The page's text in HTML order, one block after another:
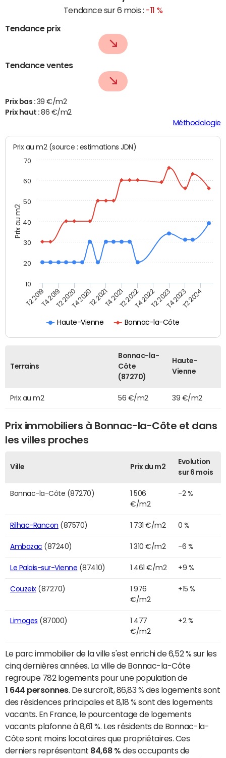
Tendance sur 6 mois : -11 %
Tendance prix
Tendance ventes
Prix bas : 39 €/m2
Prix haut :86 €/m2
Méthodologie
Prix au m2
Prix au m2 (source : estimations JDN)
Haute-Vienne Bonnac-la-Côte
T2 2019T4 2019T2 2020T4 2020T2 2021T4 2021T2 2022T4 2022T2 2023T4 2023T2 2024
10
20
30
40
50
60
70
Terrains
Bonnac-la-
Côte
(87270)
Haute-
Vienne
Prix au m2 56 €/m2 39 €/m2
Prix immobiliers à Bonnac-la-Côte et dans
les villes proches
Ville Prix du m2
Evolution
sur 6 mois
Bonnac-la-Côte (87270)
1 506
€/m2
-2 %
Rilhac-Rancon (87570) 1 731 €/m2 0 %
Ambazac (87240) 1 310 €/m2 -6 %
Le Palais-sur-Vienne (87410) 1 461 €/m2 +9 %
Couzeix(87270)
1 976
€/m2
+15 %
Limoges (87000)
1 477
€/m2
+2 %
Le parc immobilier de la ville s'est enrichi de 6,52 % sur les
cinq dernières années. La ville de Bonnac-la-Côte
regroupe 782 logements pour une population de
1 644 personnes. De surcroît, 86,83 % des logements sont
des résidences principales et 8,18 % sont des logements
vacants. En France, le pourcentage de logements
vacants plafonne à 8,61 %. Les résidents de Bonnac-la-
Côte sont moins locataires que propriétaires. Ces
derniers représentant 84,68 % des occupants de